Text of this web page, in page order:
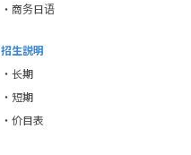
・商务日语
招生説明
・长期
・短期
・价目表